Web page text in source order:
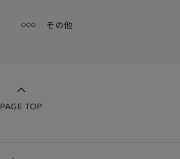
その他
PAGE TOP